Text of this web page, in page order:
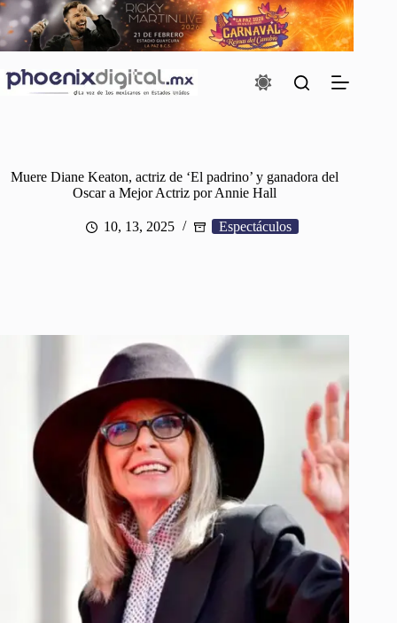
Saltar
al
contenido
Muere Diane Keaton, actriz de ‘El padrino’ y ganadora del
Oscar a Mejor Actriz por Annie Hall
10, 13, 2025 Espectáculos